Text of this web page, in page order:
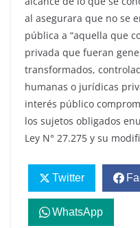
al asegurara que no se
pública a “aquella que
privada que fueran
transformados,
humanas o jurídicas
interés público
los sujetos obligados
Ley N° 27.275 y su
Twitter
WhatsApp